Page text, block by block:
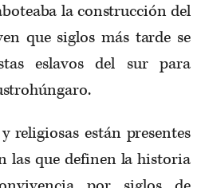
la construcción del
que siglos más tarde se
eslavos del sur para
religiosas están presentes
las que definen la historia